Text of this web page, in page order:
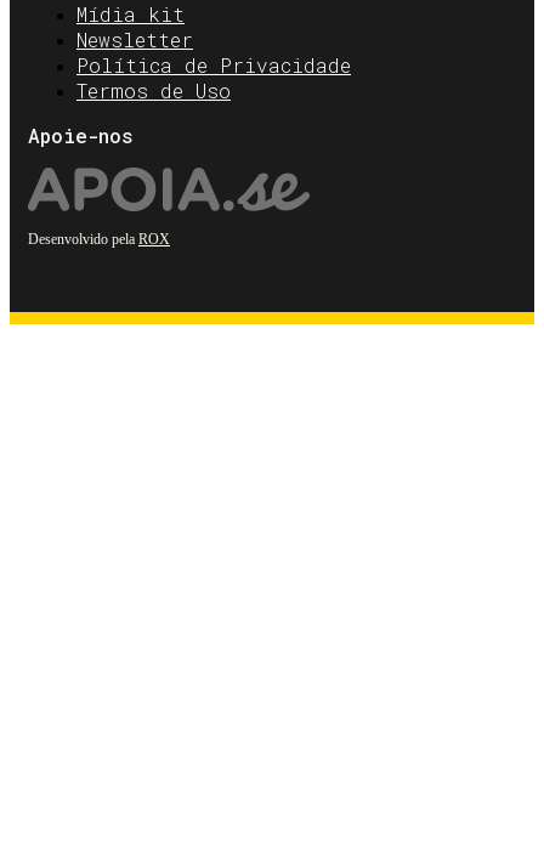
Mídia kit
Newsletter
Política de Privacidade
Termos de Uso
Apoie-nos
Desenvolvido pela ROX